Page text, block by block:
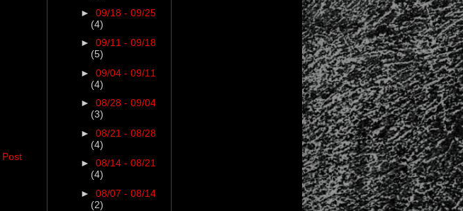
► 09/18 - 09/25
(4)
► 09/11 - 09/18
(5)
► 09/04 - 09/11
(4)
► 08/28 - 09/04
(3)
► 08/21 - 08/28
(4)
► 08/14 - 08/21
(4)
► 08/07 - 08/14
(2)